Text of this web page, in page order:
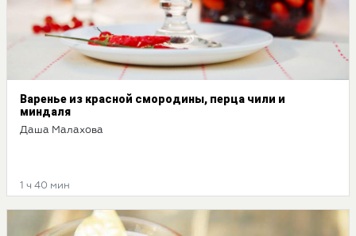
Варенье из красной смородины, перца чили и
миндаля
Даша Малахова
1 ч 40 мин